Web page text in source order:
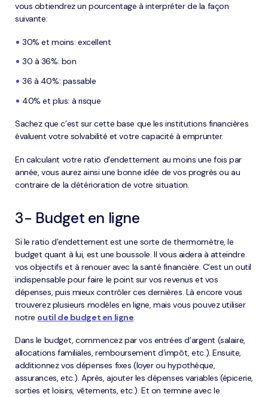
vous obtiendrez un pourcentage à interpréter de la façon
suivante:
30% et moins: excellent
30 à 36%: bon
36 à 40%: passable
40% et plus: à risque
Sachez que c’est sur cette base que les institutions financières
évaluent votre solvabilité et votre capacité à emprunter.
En calculant votre ratio d’endettement au moins une fois par
année, vous aurez ainsi une bonne idée de vos progrès ou au
contraire de la détérioration de votre situation.
3- Budget en ligne
Si le ratio d’endettement est une sorte de thermomètre, le
budget quant à lui, est une boussole. Il vous aidera à atteindre
vos objectifs et à renouer avec la santé financière. C’est un outil
indispensable pour faire le point sur vos revenus et vos
dépenses, puis mieux contrôler ces dernières. Là encore vous
trouverez plusieurs modèles en ligne, mais vous pouvez utiliser
notre outil de budget en ligne
Dans le budget, commencez par vos entrées d’argent (salaire,
allocations familiales, remboursement d’impôt, etc.). Ensuite,
additionnez vos dépenses fixes (loyer ou hypothèque,
assurances, etc.). Après, ajouter les dépenses variables (épicerie,
sorties et loisirs, vêtements, etc.). Et on termine avec le